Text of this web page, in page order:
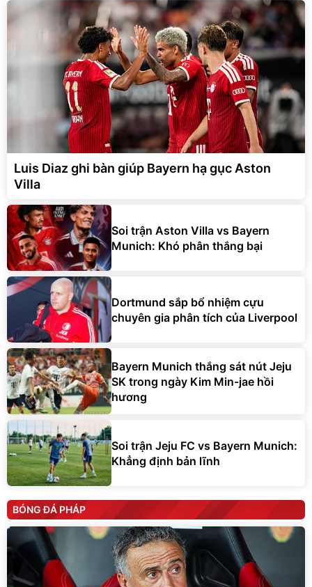
Luis Diaz ghi bàn giúp Bayern hạ gục Aston
Villa
Soi trận Aston Villa vs Bayern
Munich: Khó phân thắng bại
Dortmund sắp bổ nhiệm cựu
chuyên gia phân tích của Liverpool
Bayern Munich thắng sát nút Jeju
SK trong ngày Kim Min-jae hồi
hương
Soi trận Jeju FC vs Bayern Munich:
Khẳng định bản lĩnh
BÓNG ĐÁ PHÁP